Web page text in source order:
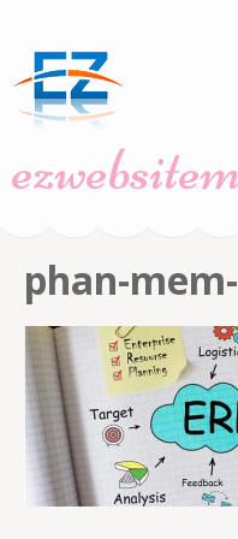
content
(Press
phan-